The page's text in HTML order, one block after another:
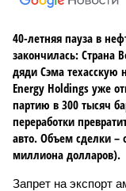
40-летняя пауза в
закончилась: Страна
дяди Сэма техасскую
Energy Holdings уже
партию в 300 тысяч
переработки
авто. Объем сделки
миллиона долларов).
Запрет на экспорт